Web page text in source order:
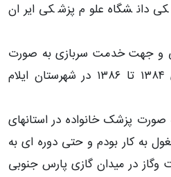
دانشگاه علوم پزشکی ایران
و جهت خدمت سربازی به صورت
پیام آور بهداشت در سالهای ۱۳۸۴ تا ۱۳۸۶ در شهرستان ایلام
صورت پزشک خانواده در استانهای
به کار بودم و حتی دوره ای به
در میدان گازی پارس جنوبی